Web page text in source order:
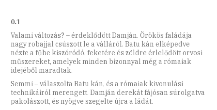
0.1
Valami változás? – érdeklődött Damján. Örökös faládája
nagy robajjal csúszott le a válláról. Batu kán elképedve
nézte a fűbe kiszóródó, feketére és zöldre érlelődött orvosi
műszereket, amelyek minden bizonnyal még a rómaiak
idejéből maradtak.
Semmi – válaszolta Batu kán, és a rómaiak kivonulási
technikáiról merengett. Damján derekát fájósan súrolgatva
pakolászott, és nyögve szegelte újra a ládát.